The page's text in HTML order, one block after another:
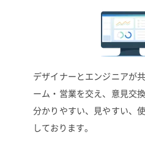
デザイナーとエンジニアが
ーム・営業を交え、意見交
分かりやすい、見やすい、
しております。